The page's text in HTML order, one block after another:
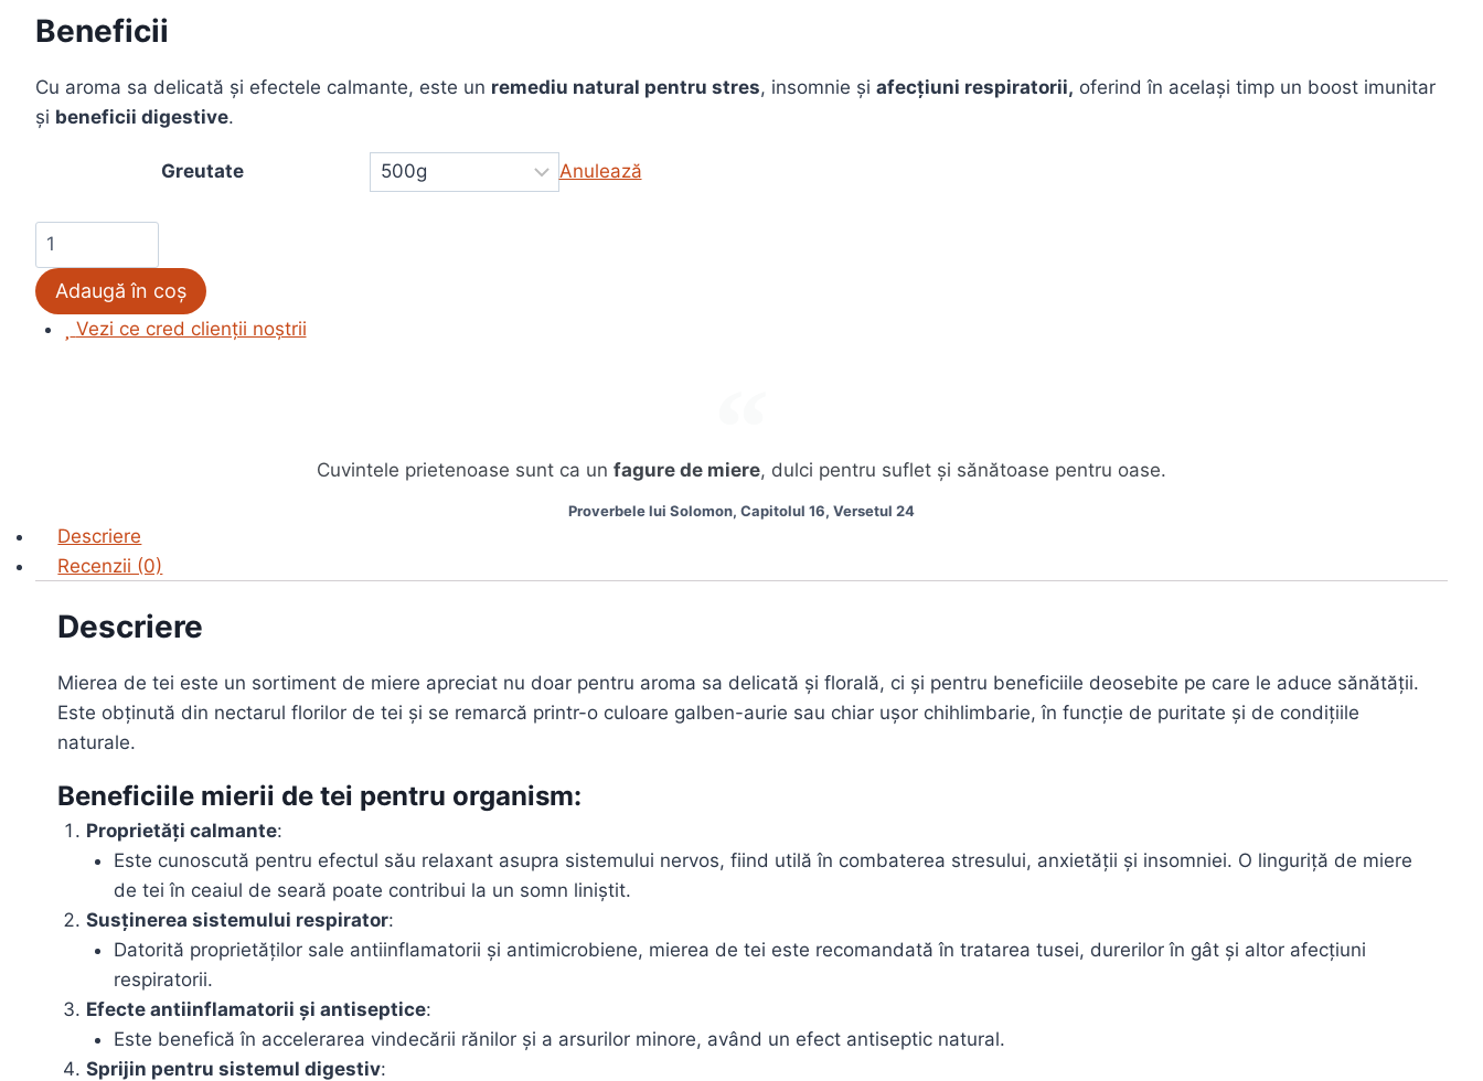
până
la
Beneficii
Cu aroma sa delicată și efectele calmante, este un remediu natural pentru stres, insomnie și afecțiuni respiratorii, oferind în același timp un boost imunitar
și beneficii digestive.
Greutate Anulează
Cantitate
Miere
de
Tei
Adaugă în coș
Vezi ce cred clienții noștrii
Cuvintele prietenoase sunt ca un fagure de miere, dulci pentru suflet și sănătoase pentru oase.
Proverbele lui Solomon, Capitolul 16, Versetul 24
Descriere
Recenzii (0)
Descriere
Mierea de tei este un sortiment de miere apreciat nu doar pentru aroma sa delicată și florală, ci și pentru beneficiile deosebite pe care le aduce sănătății.
Este obținută din nectarul florilor de tei și se remarcă printr-o culoare galben-aurie sau chiar ușor chihlimbarie, în funcție de puritate și de condițiile
naturale.
Beneficiile mierii de tei pentru organism:
Proprietăți calmante:
Este cunoscută pentru efectul său relaxant asupra sistemului nervos, fiind utilă în combaterea stresului, anxietății și insomniei. O linguriță de miere
de tei în ceaiul de seară poate contribui la un somn liniștit.
Susținerea sistemului respirator:
Datorită proprietăților sale antiinflamatorii și antimicrobiene, mierea de tei este recomandată în tratarea tusei, durerilor în gât și altor afecțiuni
respiratorii.
Efecte antiinflamatorii și antiseptice:
Este benefică în accelerarea vindecării rănilor și a arsurilor minore, având un efect antiseptic natural.
Sprijin pentru sistemul digestiv: